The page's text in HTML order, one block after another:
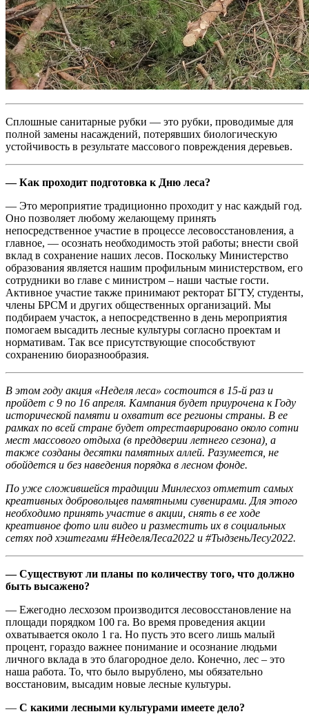
Сплошные санитарные рубки — это рубки, проводимые для
полной замены насаждений, потерявших биологическую
устойчивость в результате массового повреждения деревьев.
— Как проходит подготовка к Дню леса?
— Это мероприятие традиционно проходит у нас каждый год.
Оно позволяет любому желающему принять
непосредственное участие в процессе лесовосстановления, а
главное, — осознать необходимость этой работы; внести свой
вклад в сохранение наших лесов. Поскольку Министерство
образования является нашим профильным министерством, его
сотрудники во главе с министром – наши частые гости.
Активное участие также принимают ректорат БГТУ, студенты,
члены БРСМ и других общественных организаций. Мы
подбираем участок, а непосредственно в день мероприятия
помогаем высадить лесные культуры согласно проектам и
нормативам. Так все присутствующие способствуют
сохранению биоразнообразия.
В этом году акция «Неделя леса» состоится в 15-й раз и
пройдет с 9 по 16 апреля. Кампания будет приурочена к Году
исторической памяти и охватит все регионы страны. В ее
рамках по всей стране будет отреставрировано около сотни
мест массового отдыха (в преддверии летнего сезона), а
также созданы десятки памятных аллей. Разумеется, не
обойдется и без наведения порядка в лесном фонде.
По уже сложившейся традиции Минлесхоз отметит самых
креативных добровольцев памятными сувенирами. Для этого
необходимо принять участие в акции, снять в ее ходе
креативное фото или видео и разместить их в социальных
сетях под хэштегами #НеделяЛеса2022 и #ТыдзеньЛесу2022.
— Существуют ли планы по количеству того, что должно
быть высажено?
— Ежегодно лесхозом производится лесовосстановление на
площади порядком 100 га. Во время проведения акции
охватывается около 1 га. Но пусть это всего лишь малый
процент, гораздо важнее понимание и осознание людьми
личного вклада в это благородное дело. Конечно, лес – это
наша работа. То, что было вырублено, мы обязательно
восстановим, высадим новые лесные культуры.
— С какими лесными культурами имеете дело?